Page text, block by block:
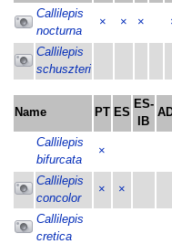
Callilepis
nocturna
× × ×
Callilepis
schuszteri
Name PT ES
ES-
IB
Callilepis
bifurcata
×
Callilepis
concolor
× ×
Callilepis
cretica